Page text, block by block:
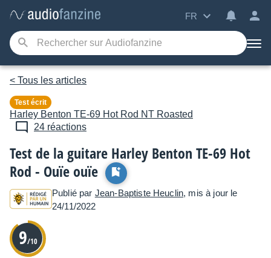
FR
< Tous les articles
Test écrit
Harley Benton TE-69 Hot Rod NT Roasted
24 réactions
Test de la guitare Harley Benton TE-69 Hot
Rod - Ouïe ouïe
Publié par Jean-Baptiste Heuclin, mis à jour le
24/11/2022
9/10